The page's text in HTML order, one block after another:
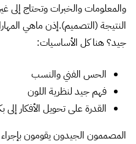
والمعلومات والخبرات وتحتاج إلى
النتيجة (التصميم).إذن ماهي
جيد؟ هنا كل الأساسيات:
الحس الفني والنسب
فهم جيد لنظرية اللون
القدرة على تحويل الأفكار إلى
المصممون الجيدون يقومون